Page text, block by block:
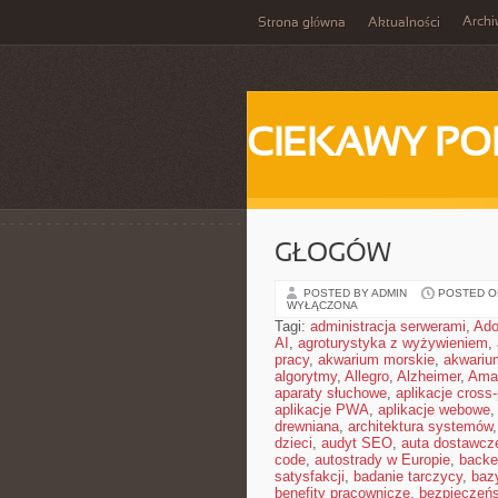
Strona główna Aktualności
CIEKAWY
GŁOGÓW
POSTED BY ADMIN POSTED
WYŁĄCZONA
Tagi: administracja serwerami,
AI , agroturystyka z wyżywieniem,
pracy, akwarium morskie,
algorytmy, Allegro, Alzheimer,
aparaty słuchowe, aplikacje
aplikacje PWA, aplikacje webowe,
drewniana, architektura systemów,
dzieci, audyt SEO, auta
code, autostrady w Europie,
satysfakcji, badanie tarczycy,
benefity pracownicze,